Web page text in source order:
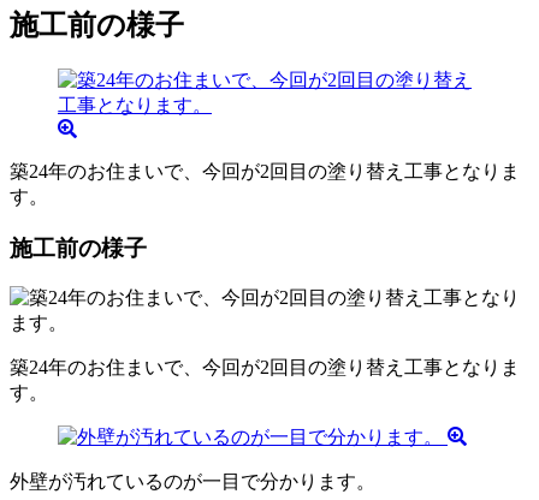
施工前の様子
築24年のお住まいで、今回が2回目の塗り替え工事となりま
す。
施工前の様子
築24年のお住まいで、今回が2回目の塗り替え工事となりま
す。
外壁が汚れているのが一目で分かります。